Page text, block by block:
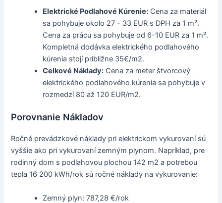
Elektrické Podlahové Kúrenie: Cena za materiál
sa pohybuje okolo 27 - 33 EUR s DPH za 1 m².
Cena za prácu sa pohybuje od 6-10 EUR za 1 m².
Kompletná dodávka elektrického podlahového
kúrenia stojí približne 35€/m2.
Celkové Náklady: Cena za meter štvorcový
elektrického podlahového kúrenia sa pohybuje v
rozmedzí 80 až 120 EUR/m2.
Porovnanie Nákladov
Ročné prevádzkové náklady pri elektrickom vykurovaní sú
vyššie ako pri vykurovaní zemným plynom. Napríklad, pre
rodinný dom s podlahovou plochou 142 m2 a potrebou
tepla 16 200 kWh/rok sú ročné náklady na vykurovanie:
Zemný plyn: 787,28 €/rok